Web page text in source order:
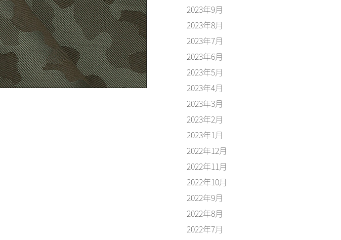
2023年9月
2023年8月
2023年7月
2023年6月
2023年5月
2023年4月
2023年3月
2023年2月
2023年1月
2022年12月
2022年11月
2022年10月
2022年9月
2022年8月
2022年7月